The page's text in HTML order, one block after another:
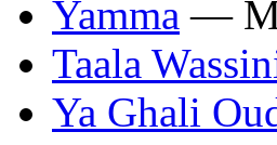
Yamma —
Taala
Ya Ghali